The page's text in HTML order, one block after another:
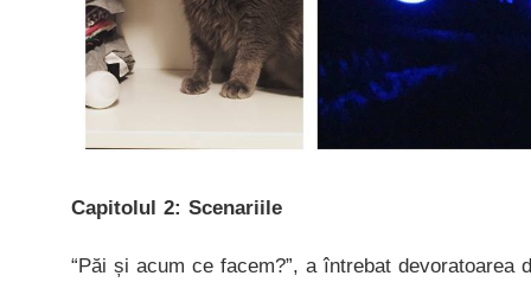
Capitolul 2: Scenariile
“Păi și acum ce facem?”, a întrebat devoratoarea